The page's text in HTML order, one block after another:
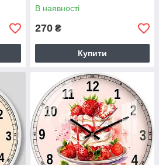
В наявності
270 ₴
Купити